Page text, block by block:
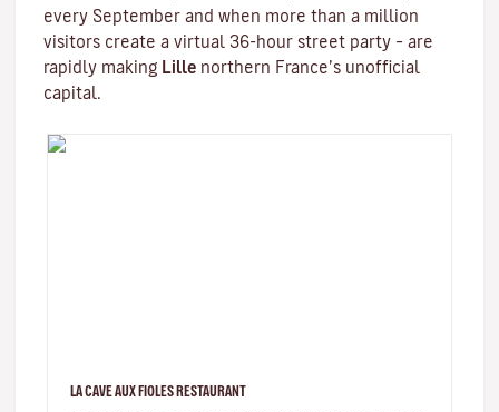
every September and when more than a million
visitors create a virtual 36-hour street party – are
rapidly making Lille northern France’s unofficial
capital.
LA CAVE AUX FIOLES RESTAURANT